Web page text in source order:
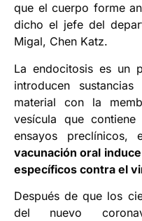
que el cuerpo forme
dicho el jefe del
Migal, Chen Katz.
La endocitosis es un
introducen
material con la
vesícula que
ensayos
vacunación oral
específicos contra el
Después de que los
del nuevo